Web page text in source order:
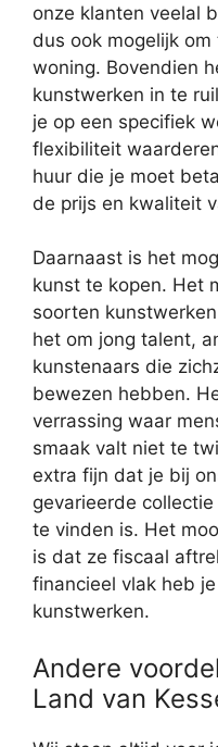
onze klanten veelal
dus ook mogelijk
woning. Bovendien
kunstwerken in te
je op een specifiek
flexibiliteit
huur die je moet
de prijs en kwaliteit
Daarnaast is het
kunst te kopen. Het
soorten
het om jong talent,
kunstenaars die
bewezen hebben.
verrassing waar
smaak valt niet te
extra fijn dat je bij
gevarieerde
te vinden is. Het
is dat ze fiscaal
financieel vlak heb
kunstwerken.
Andere
Land van